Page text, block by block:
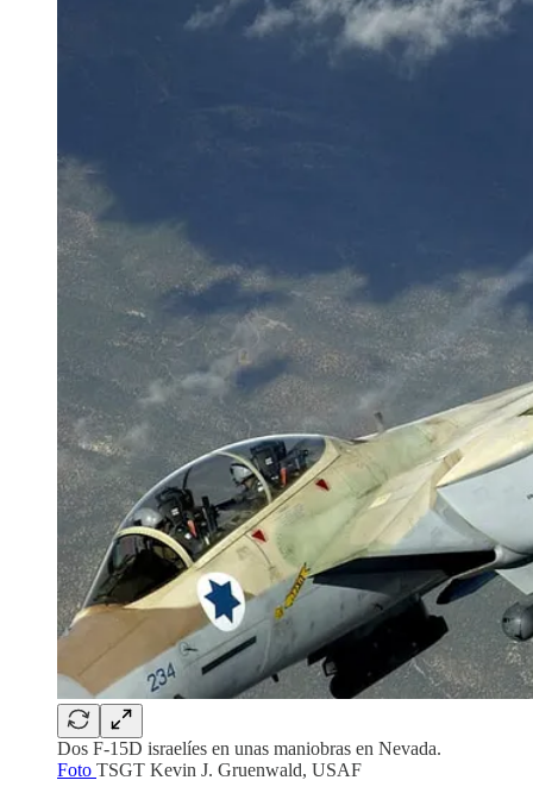
Dos F-15D israelíes en unas maniobras en Nevada.
Foto TSGT Kevin J. Gruenwald, USAF